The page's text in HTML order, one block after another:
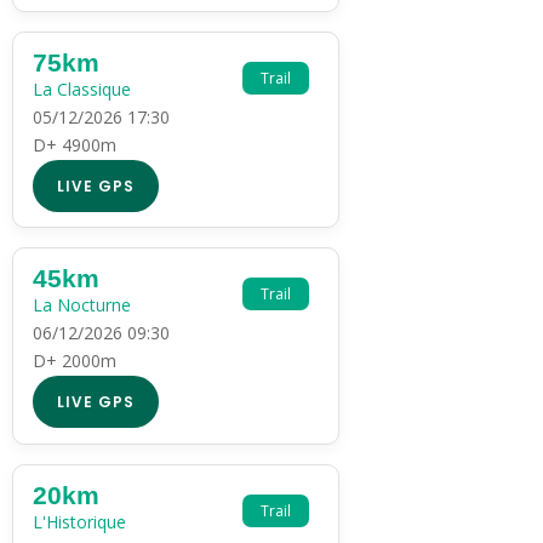
Trail
75km
La Classique
05/12/2026 17:30
D+ 4900m
LIVE GPS
Trail
45km
La Nocturne
06/12/2026 09:30
D+ 2000m
LIVE GPS
Trail
20km
L'Historique